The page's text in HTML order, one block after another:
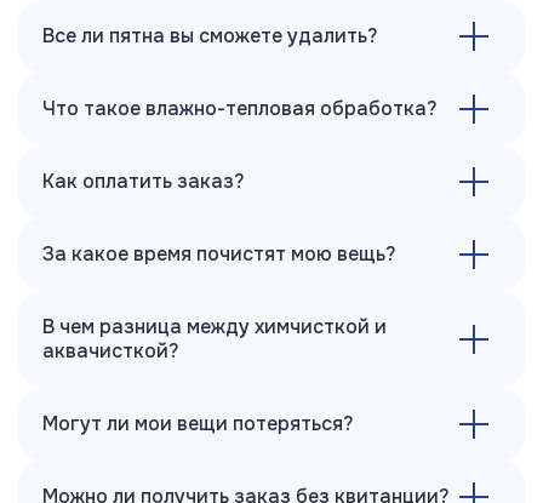
Все ли пятна вы сможете удалить?
Что такое влажно-тепловая обработка?
Как оплатить заказ?
За какое время почистят мою вещь?
В чем разница между химчисткой и
аквачисткой?
Могут ли мои вещи потеряться?
Можно ли получить заказ без квитанции?